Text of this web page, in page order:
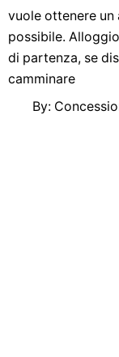
vuole ottenere
possibile.
di partenza, se
camminare
By: